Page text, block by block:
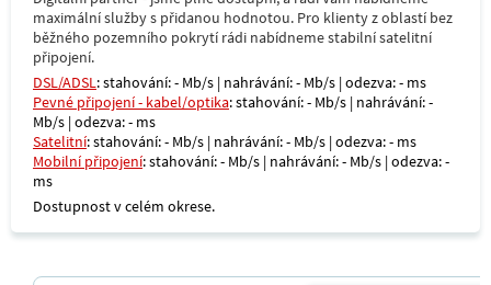
maximální služby s přidanou hodnotou. Pro klienty z oblastí bez
běžného pozemního pokrytí rádi nabídneme stabilní satelitní
připojení.
DSL/ADSL: stahování: - Mb/s | nahrávání: - Mb/s | odezva: - ms
Pevné připojení - kabel/optika: stahování: - Mb/s | nahrávání: -
Mb/s | odezva: - ms
Satelitní: stahování: - Mb/s | nahrávání: - Mb/s | odezva: - ms
Mobilní připojení: stahování: - Mb/s | nahrávání: - Mb/s | odezva: -
ms
Dostupnost v celém okrese.